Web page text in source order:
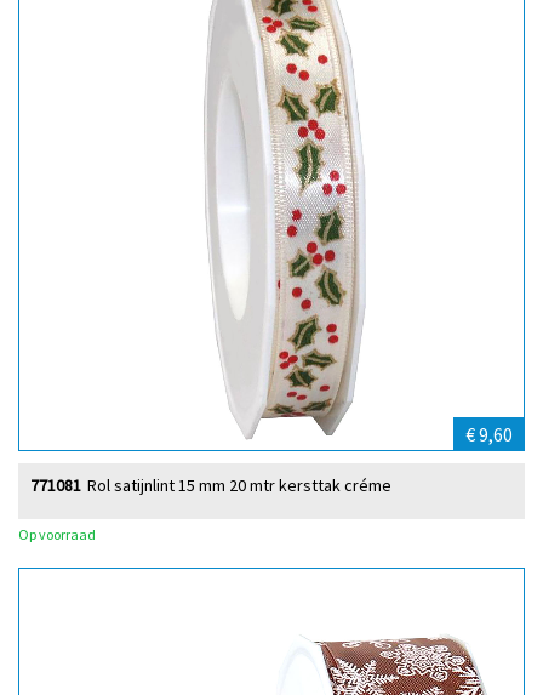
€ 9,60
Rol satijnlint 15 mm 20 mtr kersttak créme
771081
Op voorraad